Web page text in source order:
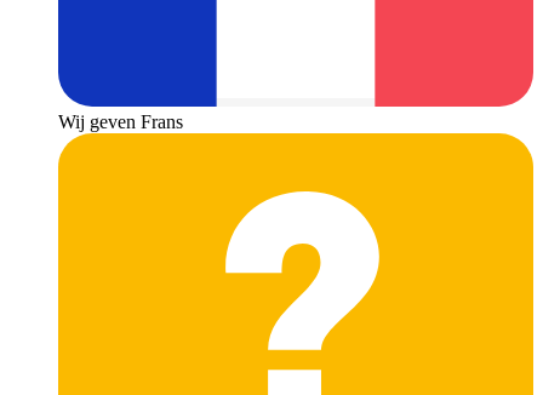
Wij geven Frans